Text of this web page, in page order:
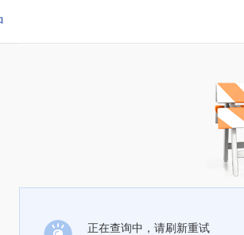
正在查询中，请刷新重试